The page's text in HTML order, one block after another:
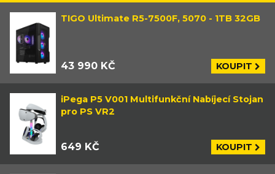
TIGO Ultimate R5-7500F, 5070 - 1TB 32GB
43 990 KČ KOUPIT
iPega P5 V001 Multifunkční Nabíjecí Stojan
pro PS VR2
649 KČ KOUPIT